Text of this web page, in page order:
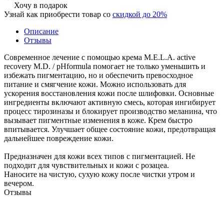
Хочу в подарок
Узнай как приобрести товар со скидкой до 20%
Описание
Отзывы
Современное лечение с помощью крема M.E.L.A. active
recovery M.D. / pHformula помогает не только уменьшить и
избежать пигментацию, но и обеспечить превосходное
питание и смягчение кожи. Можно использовать для
ускорения восстановления кожи после шлифовки. Основные
ингредиенты включают активную смесь, которая ингибирует
процесс тирозиназы и блокирует производство меланина, что
вызывает пигментные изменения в коже. Крем быстро
впитывается. Улучшает общее состояние кожи, предотвращая
дальнейшее повреждение кожи.
Предназначен для кожи всех типов с пигментацией. Не
подходит для чувствительных и кожи с розацеа.
Наносите на чистую, сухую кожу после чистки утром и
вечером.
Отзывы